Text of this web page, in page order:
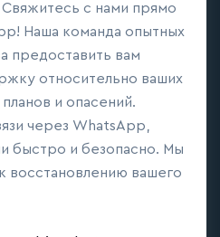
с нами прямо
Наша команда опытных
предоставить вам
относительно ваших
и опасений.
через WhatsApp,
быстро и безопасно. Мы
восстановлению вашего